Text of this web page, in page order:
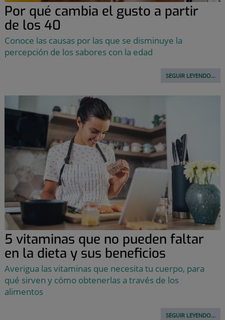
Por qué cambia el gusto a partir
de los 40
Conoce las causas por las que se disminuye la
percepción de los sabores con la edad
SEGUIR LEYENDO...
5 vitaminas que no pueden faltar
en la dieta y sus beneficios
Averigua las vitaminas que necesita tu cuerpo, para
qué sirven y cómo obtenerlas a través de los
alimentos
SEGUIR LEYENDO...